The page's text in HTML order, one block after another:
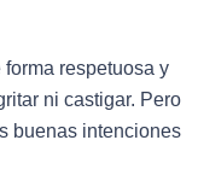
respetuosa y
ni castigar. Pero
buenas intenciones